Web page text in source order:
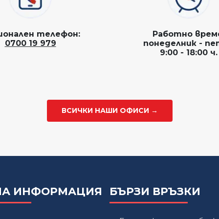
телефон:
0700 19 979
Работно
понеделник -
9:00 - 18:00 ч.
ВСИЧКИ НАШИ ОФИСИ →
ИНФОРМАЦИЯ БЪРЗИ ВРЪЗКИ